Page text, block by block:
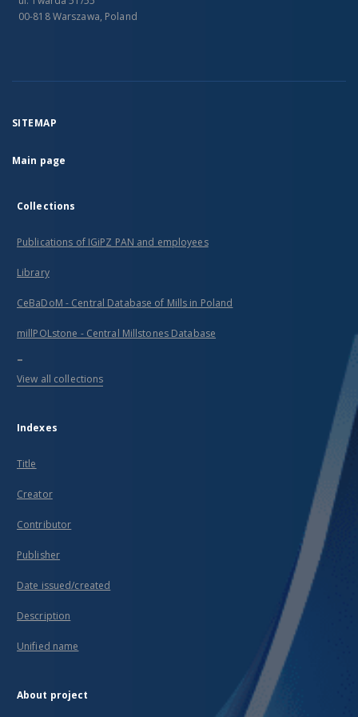
00-818 Warszawa, Poland
SITEMAP
Main page
Collections
Publications of IGiPZ PAN and employees
Library
CeBaDoM - Central Database of Mills in Poland
millPOLstone - Central Millstones Database
...
View all collections
Indexes
Title
Creator
Contributor
Publisher
Date issued/created
Description
Unified name
About project